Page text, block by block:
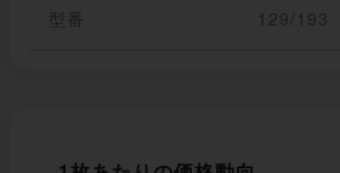
型番 129/193